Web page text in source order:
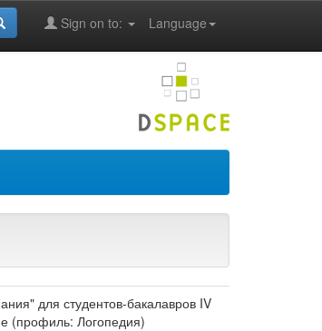
Language
Sign on to:
для студентов-бакалавров IV
(профиль: Логопедия)